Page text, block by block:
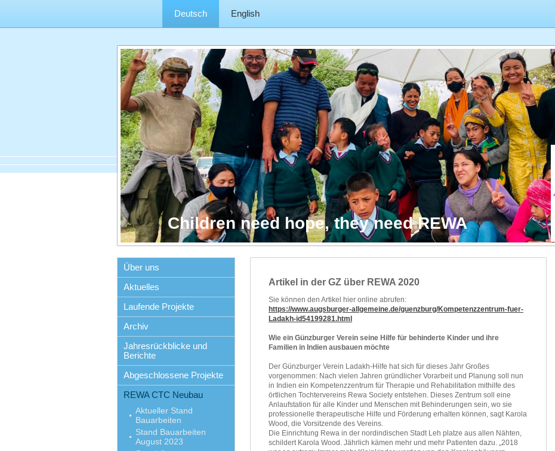
Deutsch English
Children need hope, they need REWA
Über uns
Aktuelles
Laufende Projekte
Archiv
Jahresrückblicke und
Berichte
Abgeschlossene Projekte
REWA CTC Neubau
Aktueller Stand
Bauarbeiten
Stand Bauarbeiten
August 2023
Artikel in der GZ über REWA 2020
Sie können den Artikel hier online abrufen:
https://www.augsburger-allgemeine.de/guenzburg/Kompetenzzentrum-fuer-
Ladakh-id54199281.html
Wie ein Günzburger Verein seine Hilfe für behinderte Kinder und ihre
Familien in Indien ausbauen möchte
Der Günzburger Verein Ladakh-Hilfe hat sich für dieses Jahr Großes
vorgenommen: Nach vielen Jahren gründlicher Vorarbeit und Planung soll nun
in Indien ein Kompetenzzentrum für Therapie und Rehabilitation mithilfe des
örtlichen Tochtervereins Rewa Society entstehen. Dieses Zentrum soll eine
Anlaufstation für alle Kinder und Menschen mit Behinderungen sein, wo sie
professionelle therapeutische Hilfe und Förderung erhalten können, sagt Karola
Wood, die Vorsitzende des Vereins.
Die Einrichtung Rewa in der nordindischen Stadt Leh platze aus allen Nähten,
schildert Karola Wood. Jährlich kämen mehr und mehr Patienten dazu. „2018